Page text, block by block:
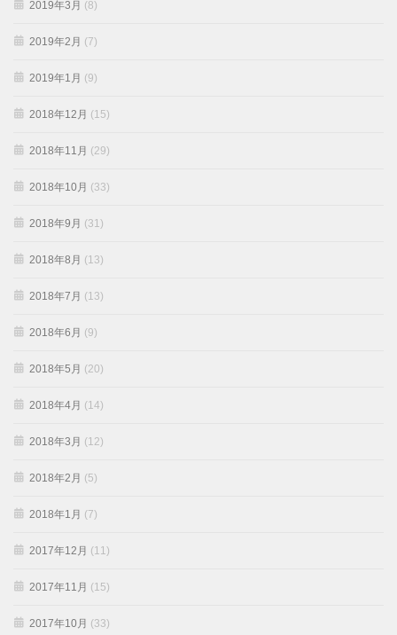
2019年3月 (8)
2019年2月 (7)
2019年1月 (9)
2018年12月 (15)
2018年11月 (29)
2018年10月 (33)
2018年9月 (31)
2018年8月 (13)
2018年7月 (13)
2018年6月 (9)
2018年5月 (20)
2018年4月 (14)
2018年3月 (12)
2018年2月 (5)
2018年1月 (7)
2017年12月 (11)
2017年11月 (15)
2017年10月 (33)